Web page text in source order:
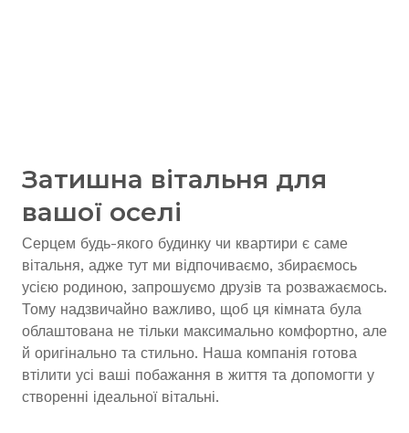
Затишна вітальня для
вашої оселі
Серцем будь-якого будинку чи квартири є саме
вітальня, адже тут ми відпочиваємо, збираємось
усією родиною, запрошуємо друзів та розважаємось.
Тому надзвичайно важливо, щоб ця кімната була
облаштована не тільки максимально комфортно, але
й оригінально та стильно. Наша компанія готова
втілити усі ваші побажання в життя та допомогти у
створенні ідеальної вітальні.